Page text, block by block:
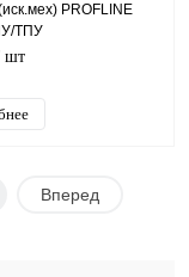
PROFLINE
ТПУ
шт
Вперед